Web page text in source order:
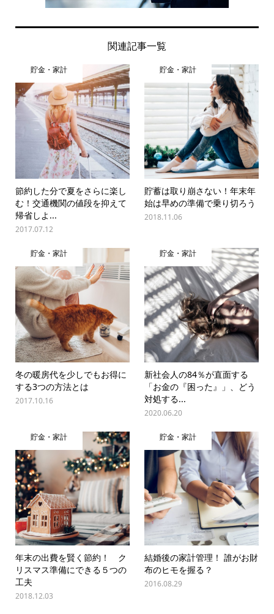
関連記事一覧
貯金・家計
節約した分で夏をさらに楽し
む！交通機関の値段を抑えて
帰省しよ...
2017.07.12
貯金・家計
貯蓄は取り崩さない！年末年
始は早めの準備で乗り切ろう
2018.11.06
貯金・家計
冬の暖房代を少しでもお得に
する3つの方法とは
2017.10.16
貯金・家計
新社会人の84％が直面する
「お金の『困った』」、どう
対処する...
2020.06.20
貯金・家計
年末の出費を賢く節約！ ク
リスマス準備にできる５つの
工夫
2018.12.03
貯金・家計
結婚後の家計管理！ 誰がお財
布のヒモを握る？
2016.08.29